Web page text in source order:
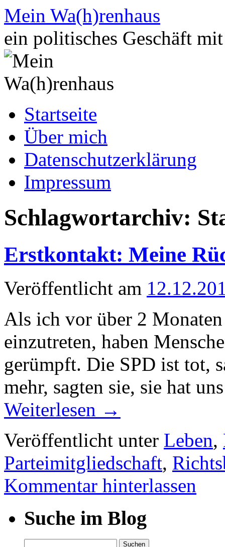
Zum
Inhalt
springen
Mein Wa(h)renhaus
ein politisches Geschäft
Startseite
Über mich
Datenschutzerklärung
Impressum
Schlagwortarchiv:
Erstkontakt: Meine
Veröffentlicht am
Als ich vor über 2
einzutreten, haben
gerümpft. Die SPD ist tot,
mehr, sagten sie, sie hat
Weiterlesen →
Veröffentlicht unter Leben,
Parteimitgliedschaft,
Kommentar hinterlassen
Suche im Blog